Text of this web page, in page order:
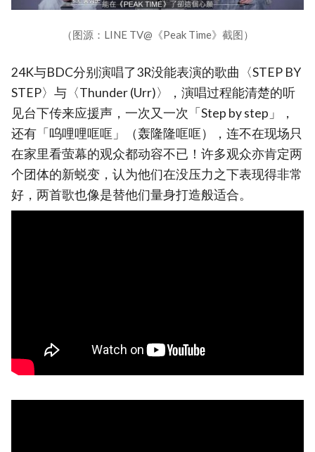
（图源：LINE TV@《Peak Time》截图）
24K与BDC分别演唱了3R没能表演的歌曲〈STEP BY
STEP〉与〈Thunder (Urr)〉，演唱过程能清楚的听
见台下传来应援声，一次又一次「Step by step」，
还有「呜哩哩哐哐」（轰隆隆哐哐），连不在现场只
在家里看萤幕的观众都动容不已！许多观众亦肯定两
个团体的新蜕变，认为他们在没压力之下表现得非常
好，两首歌也像是替他们量身打造般适合。